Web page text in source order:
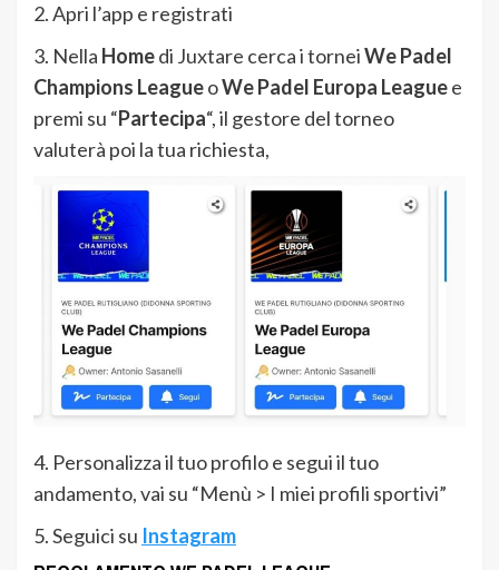
2. Apri l’app e registrati
3. Nella Homedi Juxtare cerca i torneiWe Padel
Champions LeagueoWe Padel Europa Leaguee
premi su “Partecipa“, il gestore del torneo
valuterà poi la tua richiesta,
4. Personalizza il tuo profilo e segui il tuo
andamento, vai su “Menù > I miei profili sportivi”
5. Seguici su Instagram